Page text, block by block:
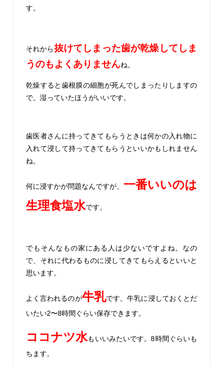
す。
それから抜けてしまった歯が乾燥してしま
うのもよくありませんね。
乾燥すると歯根膜の細胞が死んでしまったりしますの
で。湿っていたほうがいいです。
歯医者さんに持ってきてもらうときは何かの入れ物に
入れて浸して持ってきてもらうといいかもしれません
ね。
何に浸すかが問題なんですが、 一番いいのは
生理食塩水です。
でもそんなもの家にある人は少ないですよね。なの
で、それに代わるものに浸してきてもらえるといいと
思います。
よく言われるのが牛乳です。牛乳に浸しておくとだ
いたい2〜8時間ぐらい保存できます。
ココナツ水もいいみたいです。8時間ぐらいも
ちます。